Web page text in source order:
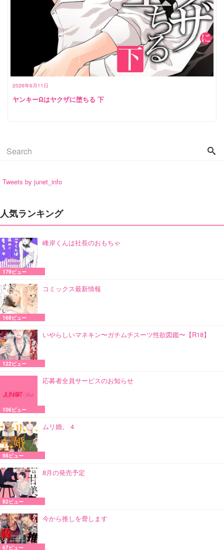
2026年6月11日
ヤンキーΩはヤクザに堕ちる 下
Tweets by junet_info
人気ランキング
峰岸くんは社長のおもちゃ
179ビュー
コミックス最新情報
168ビュー
いやらしいマネキン〜ガチムチスーツ性欲図鑑〜【R18】
122ビュー
応募者全員サービスのお知らせ
106ビュー
ムリ婚。 4
98ビュー
8月の発売予定
82ビュー
今から推しを脅します
67ビュー